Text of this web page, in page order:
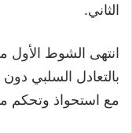
الثاني.
بالتعادل السلبي
مع استحواذ وتحكم